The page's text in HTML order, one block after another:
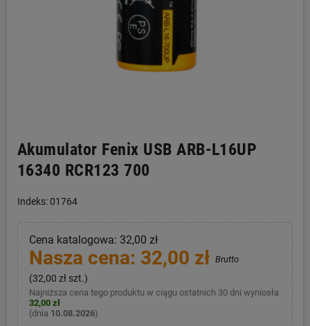
Akumulator Fenix USB ARB-L16UP
16340 RCR123 700
Indeks: 01764
Cena katalogowa: 32,00 zł
Nasza cena: 32,00 zł Brutto
(32,00 zł szt.)
Najniższa cena tego produktu w ciągu ostatnich 30 dni wyniosła
32,00 zł
(dnia 10.08.2026)